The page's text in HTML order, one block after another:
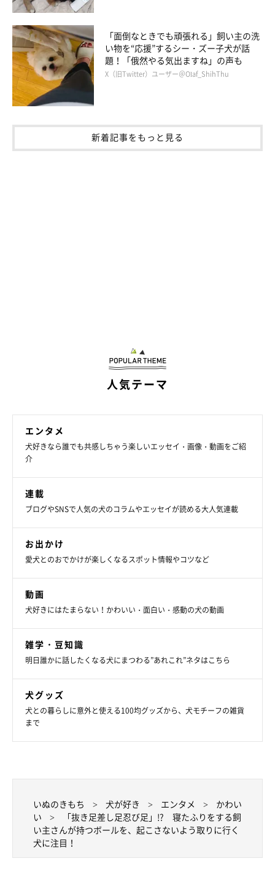
>（獣医師が解説）「寝たふりをした」飼い主さんを起こさない
写真提供・取材協力／
※この記事は投稿者さまにご了承をいただいたうえで制作してい
取材・文／宮田あゆみ
「面倒なときでも頑張れる」飼い主の洗
い物を“応援”するシー・ズー子犬が話
題！「俄然やる気出ますね」の声も
X（旧Twitter）ユーザー＠Olaf_ShihThu
新着記事をもっと見る
人気テーマ
エンタメ
犬好きなら誰でも共感しちゃう楽しいエッセイ・画像・動画をご紹
介
連載
ブログやSNSで人気の犬のコラムやエッセイが読める大人気連載
お出かけ
愛犬とのおでかけが楽しくなるスポット情報やコツなど
動画
犬好きにはたまらない！かわいい・面白い・感動の犬の動画
雑学・豆知識
明日誰かに話したくなる犬にまつわる”あれこれ”ネタはこちら
犬グッズ
犬との暮らしに意外と使える100均グッズから、犬モチーフの雑貨
まで
いぬのきもち 犬が好き エンタメ
かわい
い
「抜き足差し足忍び足」!? 寝たふりをする飼
い主さんが持つボールを、起こさないよう取りに行く
犬に注目！